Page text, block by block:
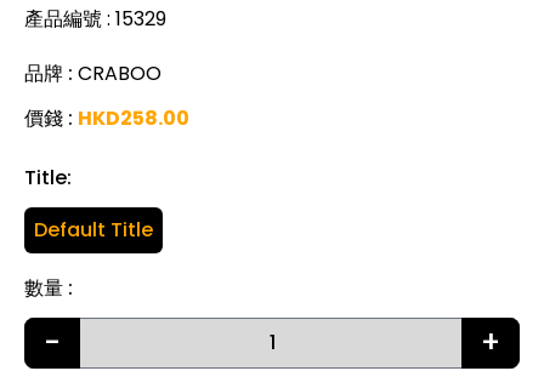
產品編號: 15329
品牌 : CRABOO
價錢 : HKD258.00
數量 :
- +
Title:
Default Title